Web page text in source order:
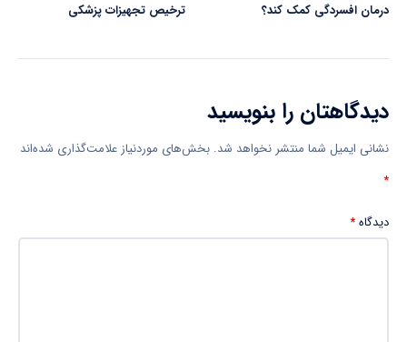
درمان افسردگی کمک کند؟
ترخیص تجهیزات پزشکی
دیدگاهتان را بنویسید
نشانی ایمیل شما منتشر نخواهد شد. بخش‌های موردنیاز علامت‌گذاری شده‌اند
*
دیدگاه*